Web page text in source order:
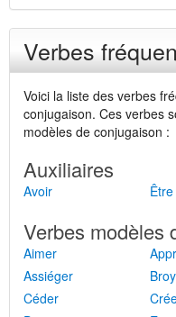
Verbes
Voici la liste des verbes
conjugaison. Ces verbes
modèles de conjugaison :
Auxiliaires
Avoir Être
Verbes modèles
Aimer
Assiéger
Céder